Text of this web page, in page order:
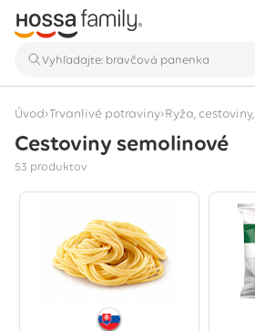
Úvod›Trvanlivé potraviny›Ryža,
Cestoviny semolinové
53 produktov